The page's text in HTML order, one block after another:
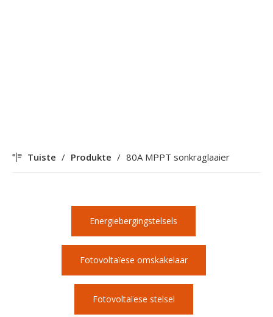
Tuiste / Produkte / 80A MPPT sonkraglaaier
Energiebergingstelsels
Fotovoltaïese omskakelaar
Fotovoltaïese stelsel